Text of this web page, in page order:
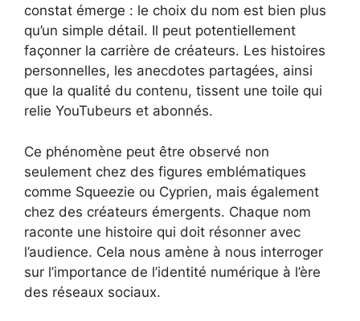
constat émerge : le choix du nom est bien plus
qu’un simple détail. Il peut potentiellement
façonner la carrière de créateurs. Les histoires
personnelles, les anecdotes partagées, ainsi
que la qualité du contenu, tissent une toile qui
relie YouTubeurs et abonnés.
Ce phénomène peut être observé non
seulement chez des figures emblématiques
comme Squeezie ou Cyprien, mais également
chez des créateurs émergents. Chaque nom
raconte une histoire qui doit résonner avec
l’audience. Cela nous amène à nous interroger
sur l’importance de l’identité numérique à l’ère
des réseaux sociaux.